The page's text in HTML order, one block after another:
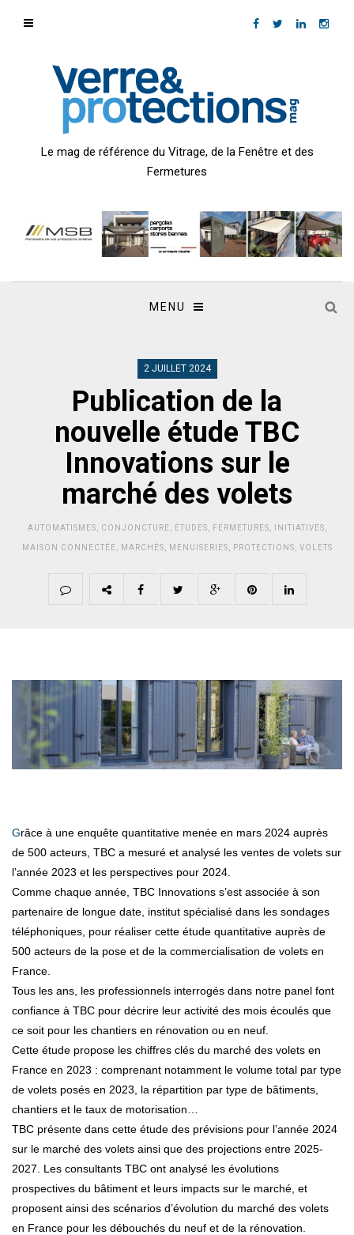
Le mag de référence du Vitrage, de la Fenêtre et des
Fermetures
MENU
2 JUILLET 2024
Publication de la
nouvelle étude TBC
Innovations sur le
marché des volets
AUTOMATISMES CONJONCTURE ÉTUDES FERMETURES INITIATIVES
MAISON CONNECTÉE MARCHÉS MENUISERIES PROTECTIONS VOLETS
Grâce à une enquête quantitative menée en mars 2024 auprès
de 500 acteurs, TBC a mesuré et analysé les ventes de volets sur
l’année 2023 et les perspectives pour 2024.
Comme chaque année, TBC Innovations s’est associée à son
partenaire de longue date, institut spécialisé dans les sondages
téléphoniques, pour réaliser cette étude quantitative auprès de
500 acteurs de la pose et de la commercialisation de volets en
France.
Tous les ans, les professionnels interrogés dans notre panel font
confiance à TBC pour décrire leur activité des mois écoulés que
ce soit pour les chantiers en rénovation ou en neuf.
Cette étude propose les chiffres clés du marché des volets en
France en 2023 : comprenant notamment le volume total par type
de volets posés en 2023, la répartition par type de bâtiments,
chantiers et le taux de motorisation…
TBC présente dans cette étude des prévisions pour l’année 2024
sur le marché des volets ainsi que des projections entre 2025-
2027. Les consultants TBC ont analysé les évolutions
prospectives du bâtiment et leurs impacts sur le marché, et
proposent ainsi des scénarios d’évolution du marché des volets
en France pour les débouchés du neuf et de la rénovation.